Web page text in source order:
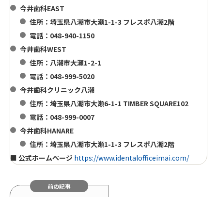
今井歯科EAST
住所：埼玉県八潮市大瀬1-1-3 フレスポ八潮2階
電話：048-940-1150
今井歯科WEST
住所：八潮市大瀬1-2-1
電話：048-999-5020
今井歯科クリニック八潮
住所：埼玉県八潮市大瀬6-1-1 TIMBER SQUARE102
電話：048-999-0007
今井歯科HANARE
住所：埼玉県八潮市大瀬1-1-3 フレスポ八潮2階
■ 公式ホームページ https://www.identalofficeimai.com/
前の記事